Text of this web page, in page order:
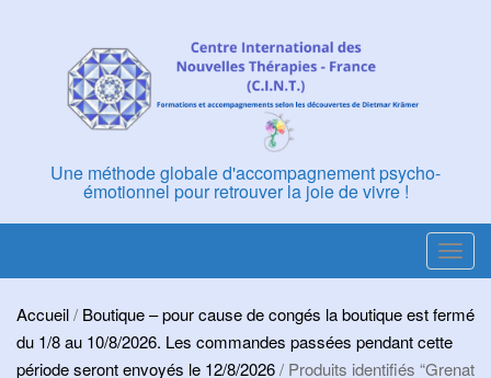
Une méthode globale d'accompagnement psycho-
émotionnel pour retrouver la joie de vivre !
T
o
g
g
l
Accueil/ Boutique – pour cause de congés la boutique est fermé
du 1/8 au 10/8/2026. Les commandes passées pendant cette
période seront envoyés le 12/8/2026/ Produits identifiés “Grenat